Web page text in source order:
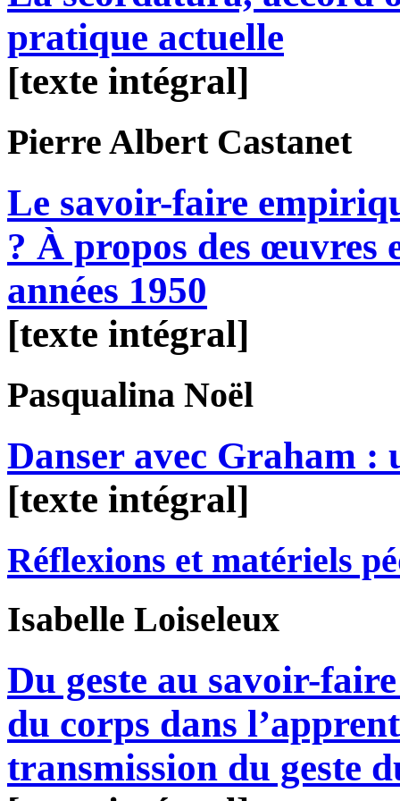
pratique actuelle
[texte intégral]
Pierre Albert Castanet
Le savoir-faire
? À propos des œuvres
années 1950
[texte intégral]
Pasqualina Noël
Danser avec Graham
[texte intégral]
Réflexions et matériels
Isabelle Loiseleux
Du geste au savoir-
du corps dans
transmission du geste